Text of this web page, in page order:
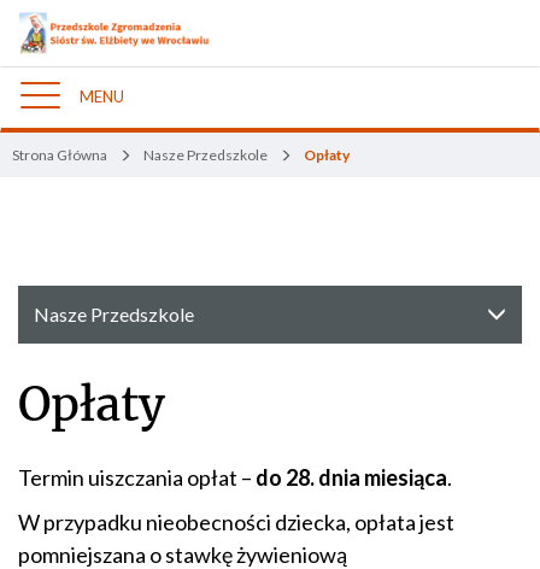
Nawigacja
MENU
Strona Główna Nasze Przedszkole Opłaty
Nasze Przedszkole
Opłaty
Termin uiszczania opłat – do 28. dnia miesiąca.
W przypadku nieobecności dziecka, opłata jest
pomniejszana o stawkę żywieniową